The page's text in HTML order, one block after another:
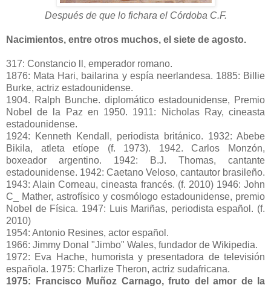
Después de que lo fichara el Córdoba C.F.
Nacimientos, entre otros muchos, el siete de agosto.
317: Constancio ll, emperador romano.
1876: Mata Hari, bailarina y espía neerlandesa. 1885: Billie
Burke, actriz estadounidense.
1904. Ralph Bunche. diplomático estadounidense, Premio
Nobel de la Paz en 1950. 1911: Nicholas Ray, cineasta
estadounidense.
1924: Kenneth Kendall, periodista británico. 1932: Abebe
Bikila, atleta etíope (f. 1973). 1942. Carlos Monzón,
boxeador argentino. 1942: B.J. Thomas, cantante
estadounidense. 1942: Caetano Veloso, cantautor brasileño.
1943: Alain Corneau, cineasta francés. (f. 2010) 1946: John
C_ Mather, astrofísico y cosmólogo estadounidense, premio
Nobel de Física. 1947: Luis Mariñas, periodista español. (f.
2010)
1954: Antonio Resines, actor español.
1966: Jimmy Donal "Jimbo" Wales, fundador de Wikipedia.
1972: Eva Hache, humorista y presentadora de televisión
española. 1975: Charlize Theron, actriz sudafricana.
1975: Francisco Muñoz Carnago, fruto del amor de la